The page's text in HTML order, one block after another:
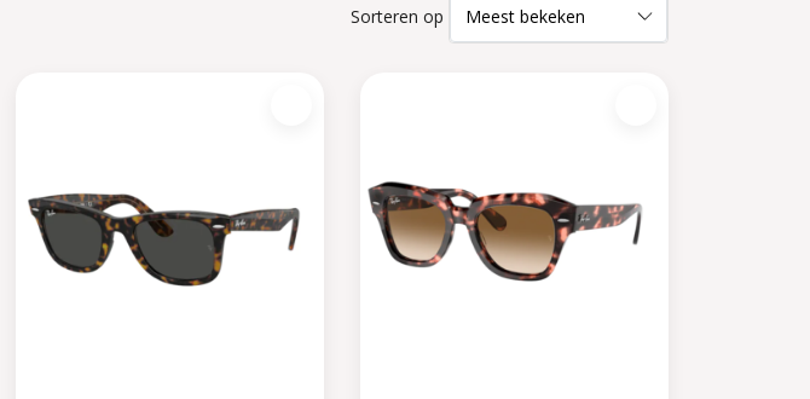
Sorteren op